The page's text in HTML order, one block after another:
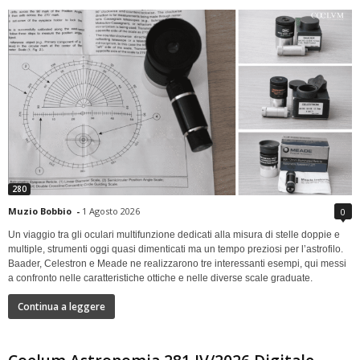
280
Muzio Bobbio - 1 Agosto 2026 0
Un viaggio tra gli oculari multifunzione dedicati alla misura di stelle doppie e
multiple, strumenti oggi quasi dimenticati ma un tempo preziosi per l’astrofilo.
Baader, Celestron e Meade ne realizzarono tre interessanti esempi, qui messi
a confronto nelle caratteristiche ottiche e nelle diverse scale graduate.
Continua a leggere